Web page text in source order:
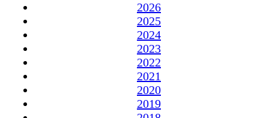
2026
2025
2024
2023
2022
2021
2020
2019